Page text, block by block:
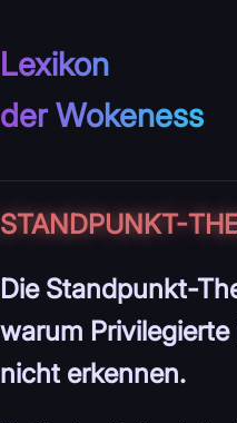
Lexikon
der Wokeness
STANDPUNKT-
Die Standpunkt-
warum Privilegierte
nicht erkennen.